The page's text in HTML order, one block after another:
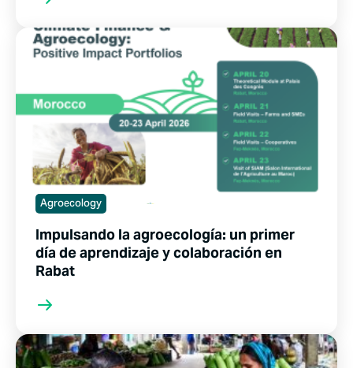
Agroecology
Impulsando la agroecología: un primer
día de aprendizaje y colaboración en
Rabat